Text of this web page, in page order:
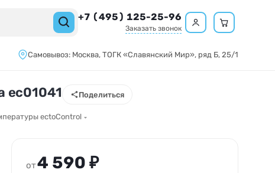
+7 (495) 125-25-96
Заказать звонок
Самовывоз: Москва, ТОГК «Славянский Мир», ряд Б, 25/1
Поделиться
ec01041
ectoControl
от4 590 ₽